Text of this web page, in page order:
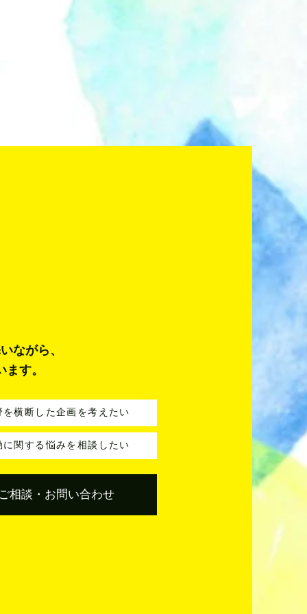
ながら、
す。
を横断した企画を考えたい
に関する悩みを相談したい
相談・お問い合わせ